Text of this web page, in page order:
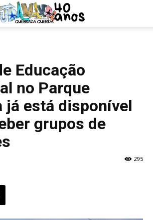
Educação
no Parque
já está disponível
grupos de
295